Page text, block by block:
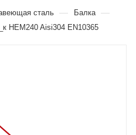
сталь — Балка —
HEM240 Aisi304 EN10365